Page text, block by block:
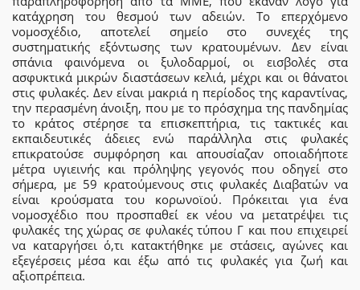
κατάχρηση του θεσμού των αδειών. Το επερχόμενο
νομοσχέδιο, αποτελεί σημείο στο συνεχές της
συστηματικής εξόντωσης των κρατουμένων. Δεν είναι
σπάνια φαινόμενα οι ξυλοδαρμοί, οι εισβολές στα
ασφυκτικά μικρών διαστάσεων κελιά, μέχρι και οι θάνατοι
στις φυλακές. Δεν είναι μακριά η περίοδος της καραντίνας,
την περασμένη άνοιξη, που με το πρόσχημα της πανδημίας
το κράτος στέρησε τα επισκεπτήρια, τις τακτικές και
εκπαιδευτικές άδειες ενώ παράλληλα στις φυλακές
επικρατούσε συμφόρηση και απουσίαζαν οποιαδήποτε
μέτρα υγιεινής και πρόληψης γεγονός που οδηγεί στο
σήμερα, με 59 κρατούμενους στις φυλακές Διαβατών να
είναι κρούσματα του κορωνοϊού. Πρόκειται για ένα
νομοσχέδιο που προσπαθεί εκ νέου να μετατρέψει τις
φυλακές της χώρας σε φυλακές τύπου Γ και που επιχειρεί
να καταργήσει ό,τι κατακτήθηκε με στάσεις, αγώνες και
εξεγέρσεις μέσα και έξω από τις φυλακές για ζωή και
αξιοπρέπεια.